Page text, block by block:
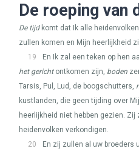
De roeping van
De tijdkomt dat Ik alle
zullen komen en Mijn heerlijkheid
19
En Ik zal een teken op hen
het gerichtontkomen zijn, boden
Tarsis, Pul, Lud, de boogschutters,
kustlanden, die geen tijding over
heerlijkheid niet hebben gezien.
heidenvolken verkondigen.
20
En zij zullen al uw broeders